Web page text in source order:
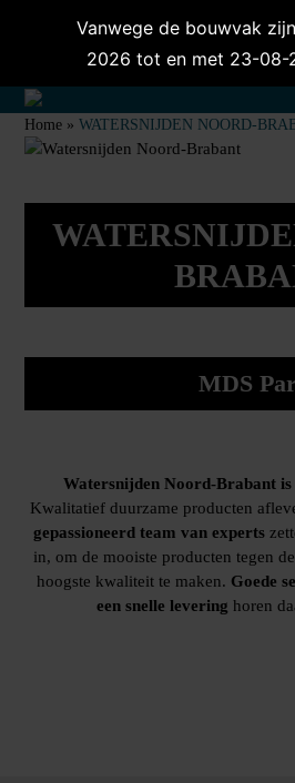
Vanwege de bouwvak
2026 tot en met 23-08-
Open
mobile
Close
mobile
Home »WATERSNIJDEN NOORD-
MDS
Watersnijden Noord-Brabant is
Kwalitatief duurzame producten
gepassioneerd team van experts
in, om de mooiste producten tegen
hoogste kwaliteit te maken. Goede
een snelle levering horen